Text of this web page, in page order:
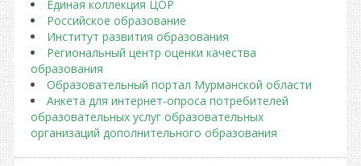
Единая коллекция ЦОР
Российское образование
Институт развития образования
Региональный центр оценки качества
образования
Образовательный портал Мурманской области
Анкета для интернет-опроса потребителей
образовательных услуг образовательных
организаций дополнительного образования